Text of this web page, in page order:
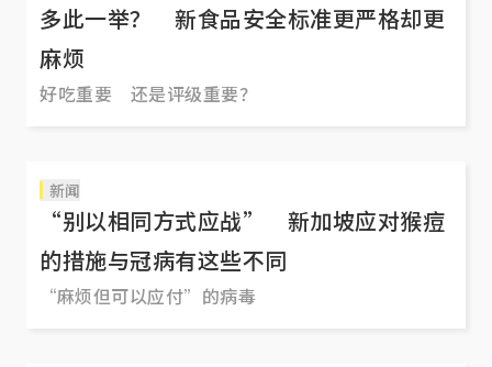
多此一举？ 新食品安全标准更严格却更
麻烦
好吃重要 还是评级重要？
新闻
“别以相同方式应战” 新加坡应对猴痘
的措施与冠病有这些不同
“麻烦但可以应付”的病毒